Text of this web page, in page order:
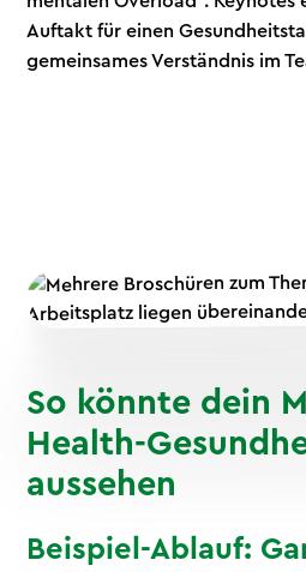
Auftakt für einen
gemeinsames Verständnis im
So könnte dein
Health-
aussehen
Beispiel-Ablauf: